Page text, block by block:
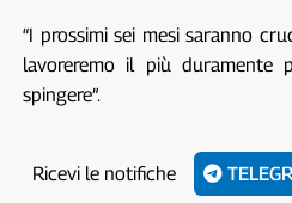
“I prossimi sei mesi saranno
lavoreremo il più duramente
spingere”.
Ricevi le notifiche